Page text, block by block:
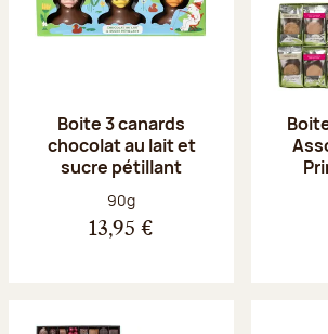
Boite 3 canards
chocolat au lait et
sucre pétillant
Poids net :
90g
13,95 €